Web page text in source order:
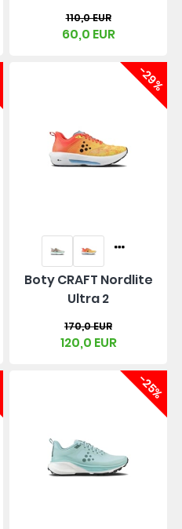
110,0 EUR
60,0 EUR
-29%
Boty CRAFT Nordlite
Ultra 2
170,0 EUR
120,0 EUR
-25%